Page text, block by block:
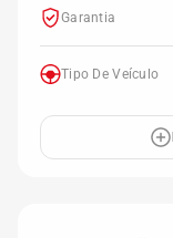
Garantia
Tipo De Veículo